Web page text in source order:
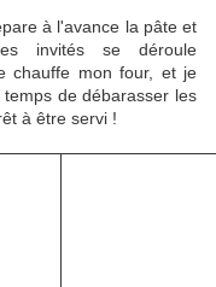
à l'avance la pâte et
invités se déroule
chauffe mon four, et je
de débarasser les
à être servi !